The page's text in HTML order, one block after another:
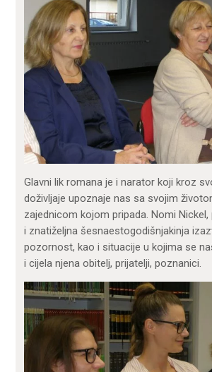
Glavni lik romana je i narator koji kroz
doživljaje upoznaje nas sa svojim
zajednicom kojom pripada. Nomi
i znatiželjna šesnaestogodišnjakinja
pozornost, kao i situacije u kojima se
i cijela njena obitelj, prijatelji, poznanici.